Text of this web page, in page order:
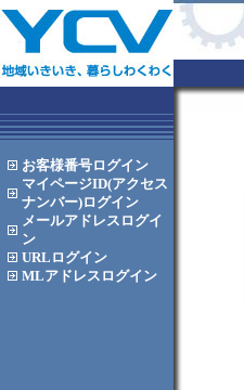
お客様番号ログイン
マイページID(アクセス
ナンバー)ログイン
メールアドレス ログイ
ン
URL ログイン
MLアドレス ログイン